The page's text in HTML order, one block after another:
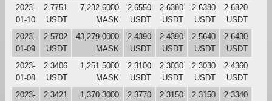
2023-
01-10
2.7751
USDT
7,232.6000
MASK
2.6550
USDT
2.6380
USDT
2.6380
USDT
2.6820
USDT
2023-
01-09
2.5702
USDT
43,279.0000
MASK
2.4390
USDT
2.4390
USDT
2.5640
USDT
2.6430
USDT
2023-
01-08
2.3406
USDT
1,251.5000
MASK
2.3100
USDT
2.3030
USDT
2.3030
USDT
2.4360
USDT
2023-
2.3421
1,370.3000
2.3770
2.3150
2.3150
2.3340